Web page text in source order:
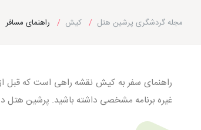
مجله گردشگری پرشین هتل کیش راهنمای مسافر
راهنمای سفر به کیش نقشه راهی است که قبل از
غیره برنامه مشخصی داشته باشید. پرشین هتل